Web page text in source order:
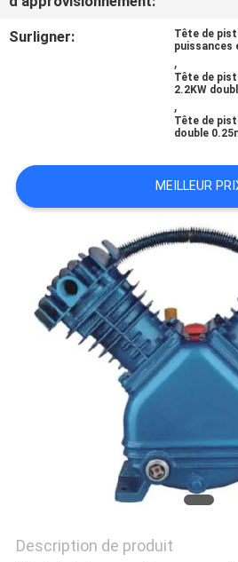
NOUS
AFFAIRES
DEMANDEZ
UN DEVIS
PLAN
Surligner:
Tête de
puissances
,
Tête de
2.2KW
,
Tête de
double
MEILLEUR
Description de produit